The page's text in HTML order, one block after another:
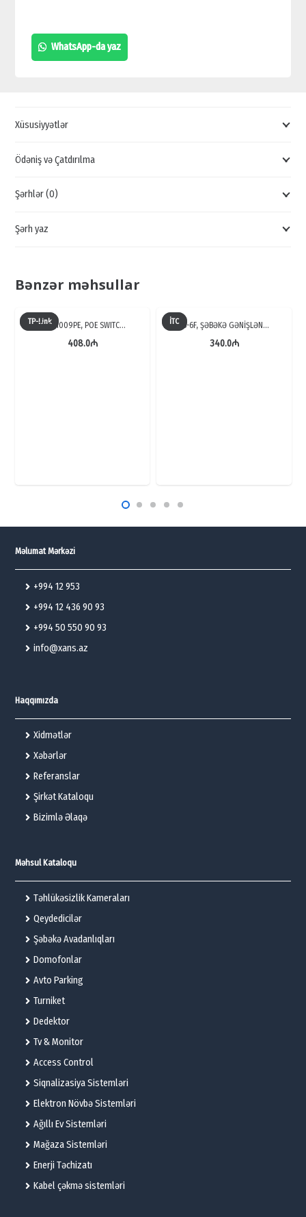
Fİ
SİQNAL
GÜCLƏNDİRİCİSİ
WhatsApp-da yaz
Xüsusiyyətlər
Ödəniş və Çatdırılma
Şərhlər (0)
Şərh yaz
Bənzər məhsullar
TP-LinkTL-SF1009PE, POE SWITC…
408.0₼
İTCTS-6F, ŞƏBƏKƏ GƏNİŞLƏN…
340.0₼
Məlumat Mərkəzi
+994 12 953
+994 12 436 90 93
+994 50 550 90 93
info@xans.az
Haqqımızda
Xidmətlər
Xəbərlər
Referanslar
Şirkət Kataloqu
Bizimlə Əlaqə
Məhsul Kataloqu
Təhlükəsizlik Kameraları
Qeydedicilər
Şəbəkə Avadanlıqları
Domofonlar
Avto Parking
Turniket
Dedektor
Tv & Monitor
Access Control
Siqnalizasiya Sistemləri
Elektron Növbə Sistemləri
Ağıllı Ev Sistemləri
Mağaza Sistemləri
Enerji Təchizatı
Kabel çəkmə sistemləri